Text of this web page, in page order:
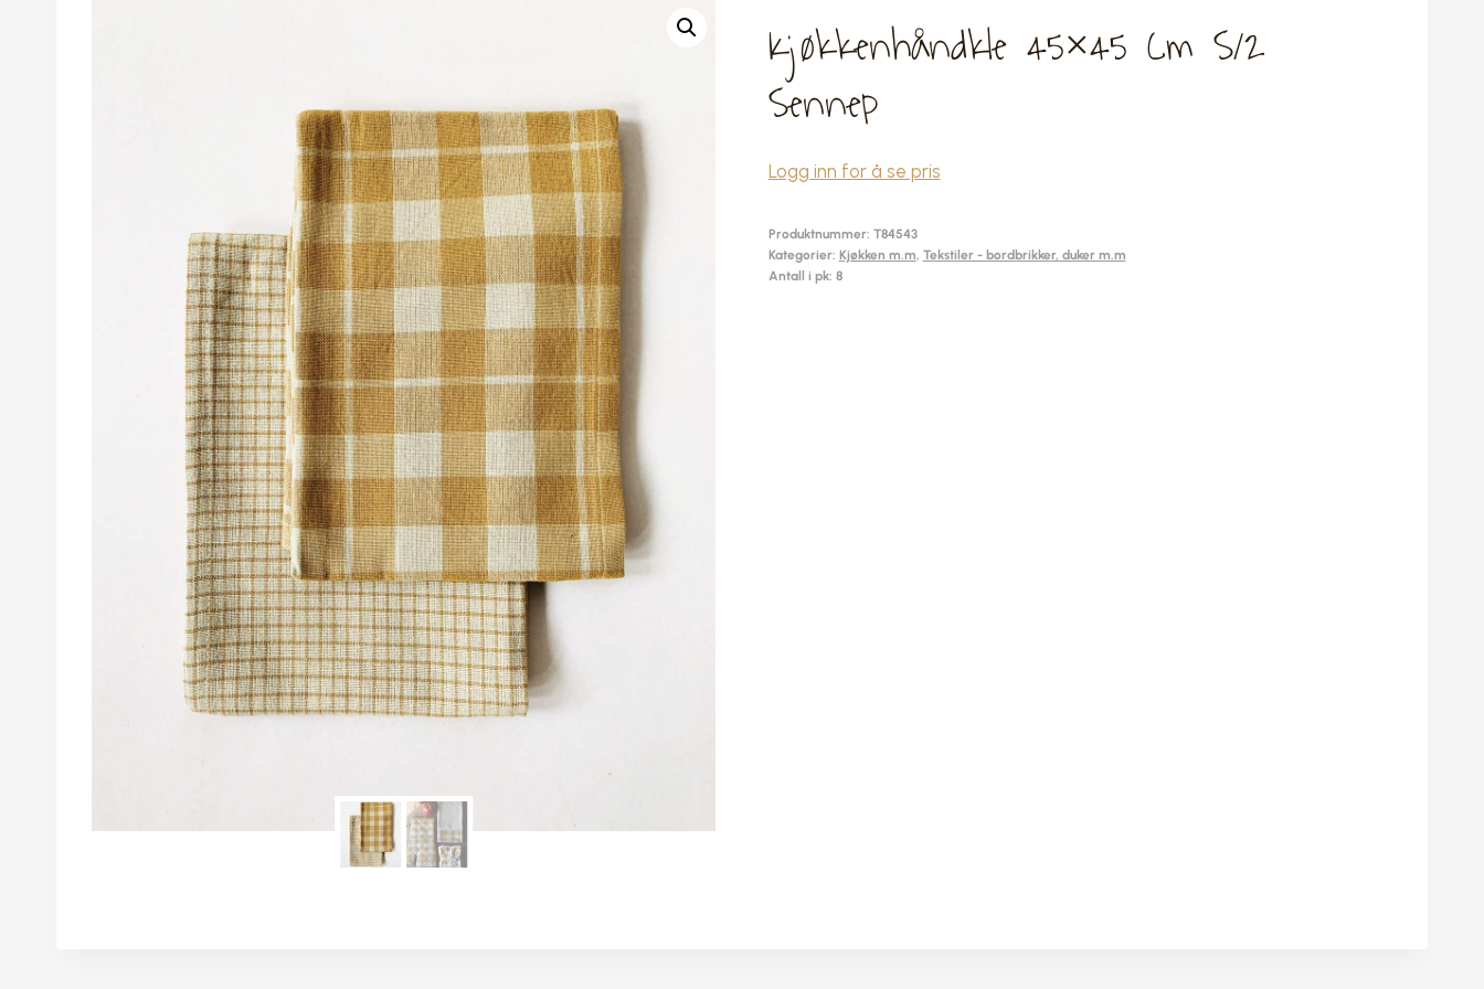
Kjøkkenhåndkle 45×45 Cm S/2
Sennep
Logg inn for å se pris
Produktnummer: T84543
Kategorier: Kjøkken m.m, Tekstiler - bordbrikker, duker m.m
Antall i pk: 8